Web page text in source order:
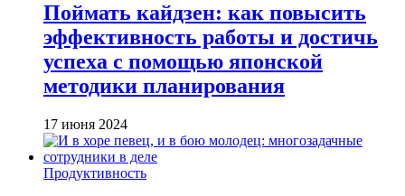
Поймать кайдзен: как повысить
эффективность работы и достичь
успеха с помощью японской
методики планирования
17 июня 2024
Продуктивность